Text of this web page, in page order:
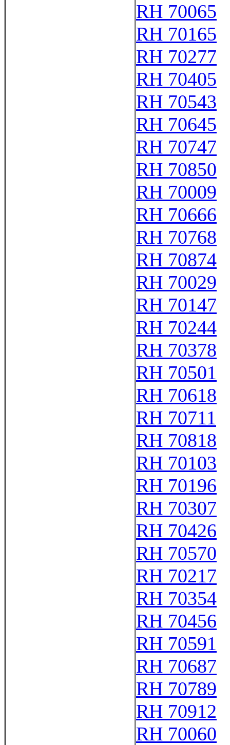
RH 70065
RH 70165
RH 70277
RH 70405
RH 70543
RH 70645
RH 70747
RH 70850
RH 70009
RH 70666
RH 70768
RH 70874
RH 70029
RH 70147
RH 70244
RH 70378
RH 70501
RH 70618
RH 70711
RH 70818
RH 70103
RH 70196
RH 70307
RH 70426
RH 70570
RH 70217
RH 70354
RH 70456
RH 70591
RH 70687
RH 70789
RH 70912
RH 70060